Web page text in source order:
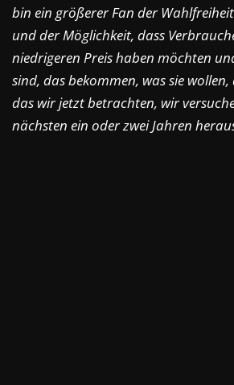
bin ein größerer Fan der
und der Möglichkeit, dass
niedrigeren Preis haben möchten
sind, das bekommen, was sie
das wir jetzt betrachten, wir
nächsten ein oder zwei Jahren